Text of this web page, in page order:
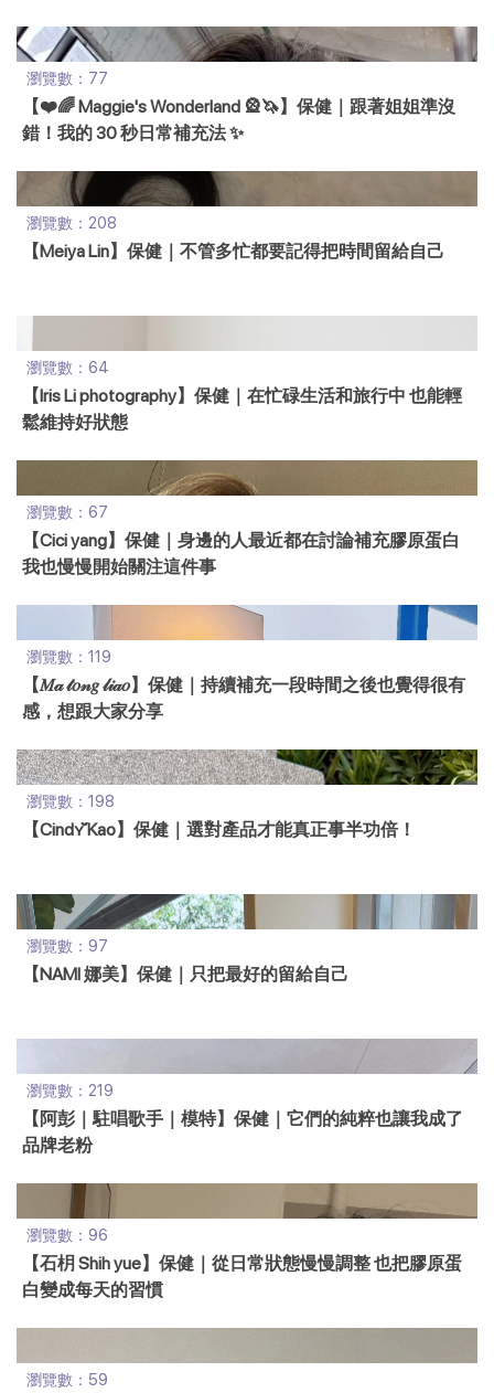
瀏覽數：77
【❤️🌈 Maggie's Wonderland 🎡🦄】保健｜跟著姐姐準沒
錯！我的 30 秒日常補充法 ✨
瀏覽數：208
【Meiya Lin】保健｜不管多忙都要記得把時間留給自己
瀏覽數：64
【Iris Li photography】保健｜在忙碌生活和旅行中 也能輕
鬆維持好狀態
瀏覽數：67
【Cici yang】保健｜身邊的人最近都在討論補充膠原蛋白
我也慢慢開始關注這件事
瀏覽數：119
【𝑀𝒶 𝓉𝑜𝓃𝑔 𝓁𝒾𝒶𝑜】保健｜持續補充一段時間之後也覺得很有
感，想跟大家分享
瀏覽數：198
【Cindʏ̆̈ Kao】保健｜選對產品才能真正事半功倍！
瀏覽數：97
【NAMI 娜美】保健｜只把最好的留給自己
瀏覽數：219
【阿彭｜駐唱歌手｜模特】保健｜它們的純粹也讓我成了
品牌老粉
瀏覽數：96
【石枂 Shih yue】保健｜從日常狀態慢慢調整 也把膠原蛋
白變成每天的習慣
瀏覽數：59